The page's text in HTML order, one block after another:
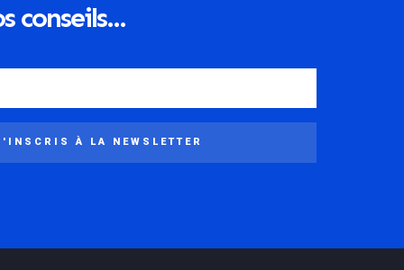
conseils...
À LA NEWSLETTER